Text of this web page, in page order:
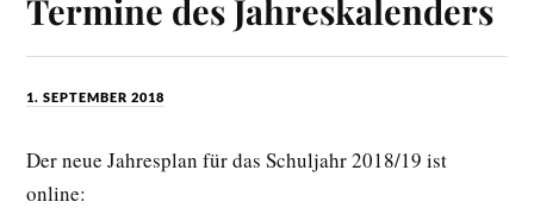
Termine des Jahreskalenders
1. SEPTEMBER 2018
Der neue Jahresplan für das Schuljahr 2018/19 ist
online: